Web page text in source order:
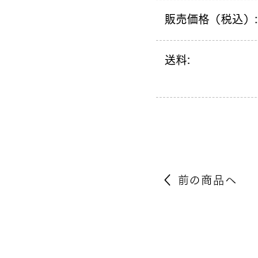
販売価格（税込）:
送料:
前の商品へ